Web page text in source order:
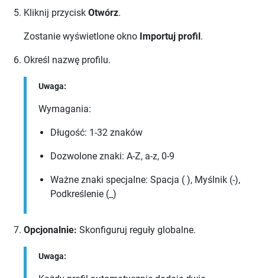
Kliknij przycisk Otwórz.
Zostanie wyświetlone okno Importuj profil.
Określ nazwę profilu.
Uwaga:
Wymagania:
Długość: 1-32 znaków
Dozwolone znaki: A-Z, a-z, 0-9
Ważne znaki specjalne: Spacja ( ), Myślnik (-),
Podkreślenie (_)
Opcjonalnie: Skonfiguruj reguły globalne.
Uwaga: